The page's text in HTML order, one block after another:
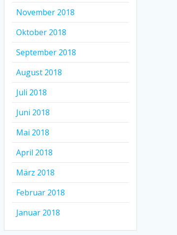
November 2018
Oktober 2018
September 2018
August 2018
Juli 2018
Juni 2018
Mai 2018
April 2018
März 2018
Februar 2018
Januar 2018